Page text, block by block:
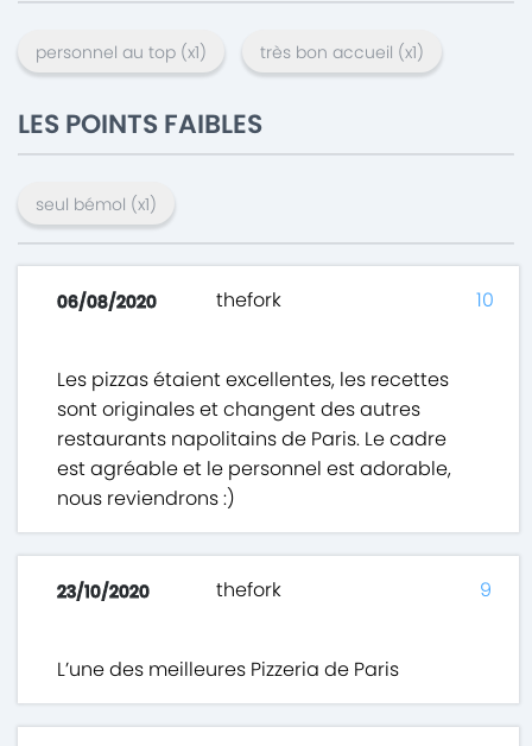
personnel au top (x1) très bon accueil (x1)
LES POINTS FAIBLES
seul bémol (x1)
06/08/2020 thefork
Les pizzas étaient excellentes, les recettes
sont originales et changent des autres
restaurants napolitains de Paris. Le cadre
est agréable et le personnel est adorable,
nous reviendrons :)
10
23/10/2020 thefork
L’une des meilleures Pizzeria de Paris
9